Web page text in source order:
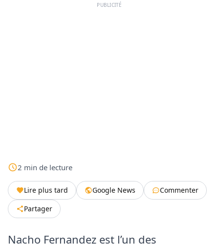
PUBLICITÉ
2 min de lecture
Lire plus tard Google News
Commenter
Partager
Nacho Fernandez est l’un des